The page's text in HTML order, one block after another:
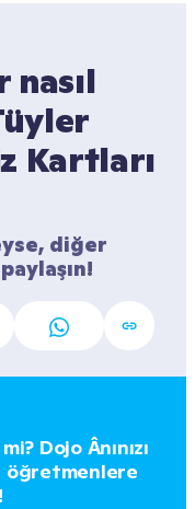
Kartları
diğer
Dojo Ânınızı
öğretmenlere